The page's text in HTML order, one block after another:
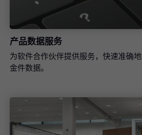
产品数据服务
为软件合作伙伴提供服务，快速准确
金件数据。